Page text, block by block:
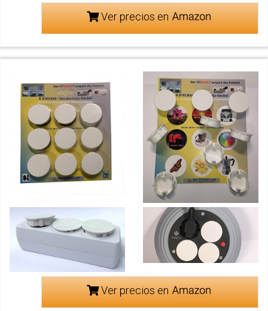
Ver precios en
Ver precios en